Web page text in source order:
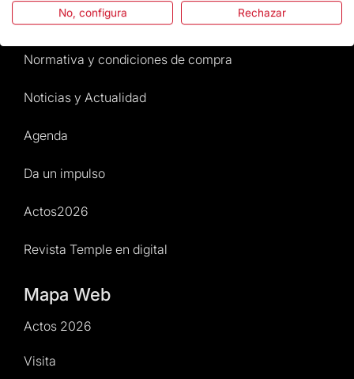
Atención al Visitante
Normativa y condiciones de compra
Noticias y Actualidad
Agenda
Da un impulso
Actos2026
Revista Temple en digital
Mapa Web
Actos 2026
Visita
No, configura Rechazar